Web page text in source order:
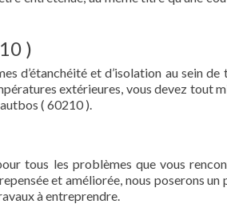
)
d’étanchéité et d’isolation au sein de
extérieures, vous devez tout
( 60210 ).
tous les problèmes que vous
et améliorée, nous poserons un
à entreprendre.